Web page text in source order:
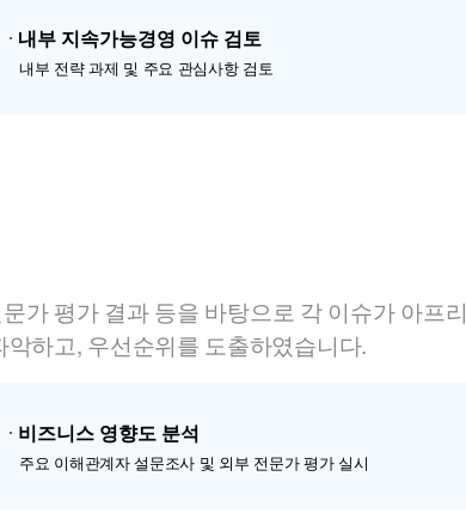
내부 지속가능경영 이슈 검토
내부 전략 과제 및 주요 관심사항 검토
가 평가 결과 등을 바탕으로 각 이슈가 아프리
하고, 우선순위를 도출하였습니다.
비즈니스 영향도 분석
주요 이해관계자 설문조사 및 외부 전문가 평가 실시